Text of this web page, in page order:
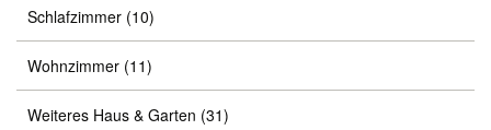
Schlafzimmer (10)
Wohnzimmer (11)
Weiteres Haus & Garten (31)